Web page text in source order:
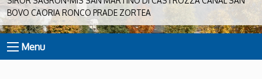
BOVO CAORIA RONCO PRADE ZORTEA
Menu